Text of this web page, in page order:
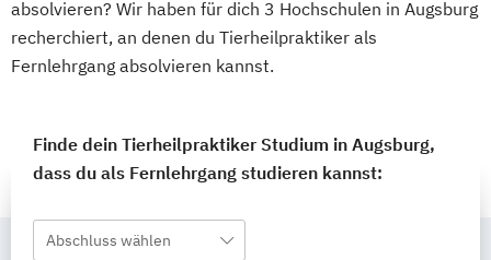
absolvieren? Wir haben für dich 3 Hochschulen in Augsburg
recherchiert, an denen du Tierheilpraktiker als
Fernlehrgang absolvieren kannst.
Finde dein Tierheilpraktiker Studium in Augsburg,
dass du als Fernlehrgang studieren kannst:
Abschluss wählen